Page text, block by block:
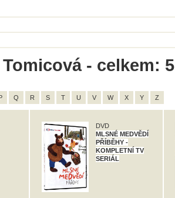
- celkem: 5
Q R S T U V W X Y Z
DVD
MLSNÉ MEDVĚDÍ
PŘÍBĚHY -
KOMPLETNÍ TV
SERIÁL